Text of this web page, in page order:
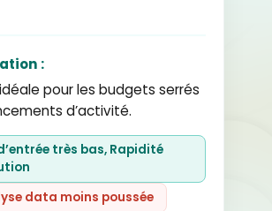
:
pour les budgets serrés
d’activité.
très bas, Rapidité
data moins poussée